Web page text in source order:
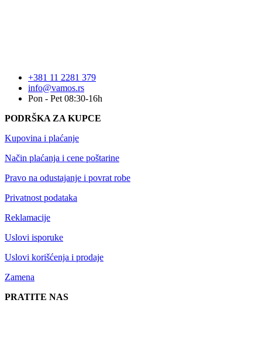
+381 11 2281 379
info@vamos.rs
Pon - Pet 08:30-16h
PODRŠKA ZA KUPCE
Kupovina i plaćanje
Način plaćanja i cene poštarine
Pravo na odustajanje i povrat robe
Privatnost podataka
Reklamacije
Uslovi isporuke
Uslovi korišćenja i prodaje
Zamena
PRATITE NAS